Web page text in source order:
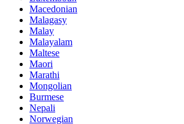
Macedonian
Malagasy
Malay
Malayalam
Maltese
Maori
Marathi
Mongolian
Burmese
Nepali
Norwegian